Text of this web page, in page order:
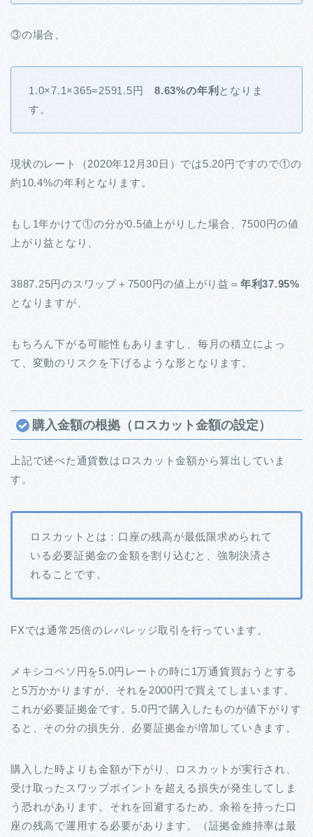
③の場合、
1.0×7.1×365=2591.5円8.63%の年利 となりま
す。
現状のレート（2020年12月30日）では5.20円ですので①の
約10.4%の年利となります。
もし1年かけて①の分が0.5値上がりした場合、7500円の値
上がり益となり、
3887.25円のスワップ＋7500円の値上がり益＝ 年利37.95%
となりますが、
もちろん下がる可能性もありますし、毎月の積立によっ
て、変動のリスクを下げるような形となります。
購入金額の根拠（ロスカット金額の設定）
上記で述べた通貨数はロスカット金額から算出していま
す。
ロスカットとは：口座の残高が最低限求められて
いる必要証拠金の金額を割り込むと、強制決済さ
れることです。
FXでは通常25倍のレバレッジ取引を行っています。
メキシコペソ円を5.0円レートの時に1万通貨買おうとする
と5万かかりますが、それを2000円で買えてしまいます。
これが必要証拠金です。5.0円で購入したものが値下がりす
ると、その分の損失分、必要証拠金が増加していきます。
購入した時よりも金額が下がり、ロスカットが実行され、
受け取ったスワップポイントを超える損失が発生してしま
う恐れがあります。それを回避するため、余裕を持った口
座の残高で運用する必要があります。（証拠金維持率は最